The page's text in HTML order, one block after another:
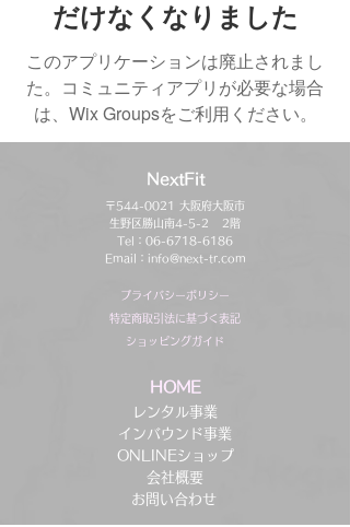
だけなくなりました
このアプリケーションは廃止されまし
た。コミュニティアプリが必要な場合
は、Wix Groupsをご利用ください。
NextFit
〒544-0021 大阪府大阪市
生野区勝山南4-5-2 2階
Tel：06-6718-6186
Email： info@next-tr.com
プライバシーポリシー
特定商取引法に基づく表記
ショッピングガイド
HOME
レンタル事業
インバウンド事業
ONLINEショップ
会社概要
お問い合わせ